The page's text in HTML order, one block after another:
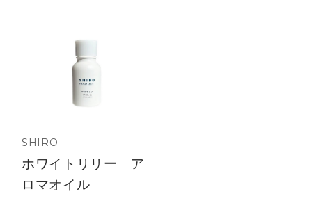
SHIRO
ホワイトリリー ア
ロマオイル